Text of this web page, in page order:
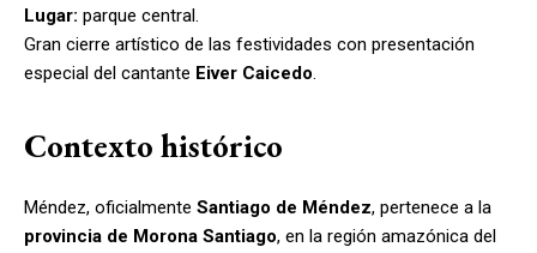
Lugar: parque central.
Gran cierre artístico de las festividades con presentación
especial del cantante Eiver Caicedo.
Contexto histórico
Méndez, oficialmente Santiago de Méndez, pertenece a la
provincia de Morona Santiago, en la región amazónica del